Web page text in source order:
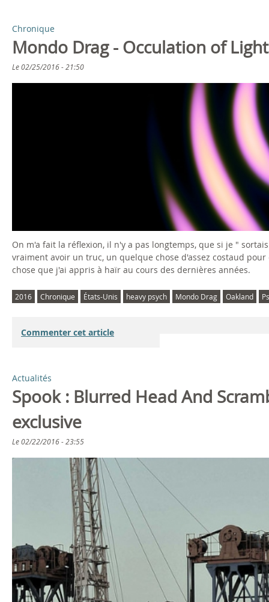
Chronique
Mondo Drag - Occulation of
Le02/25/2016 - 21:50
On m'a fait la réflexion, il n'y a pas longtemps, que si je "
vraiment avoir un truc, un quelque chose d'assez costaud
chose que j'ai appris à haïr au cours des dernières années.
2016 Chronique États-Unis heavy psych Mondo Drag Oakland
Commenter cet article
Actualités
Spook : Blurred Head And
exclusive
Le02/22/2016 - 23:55